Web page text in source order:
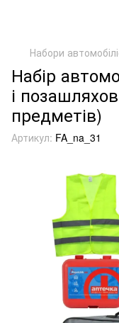
Набори
Набір
і
предметів)
Артикул: FA_na_31